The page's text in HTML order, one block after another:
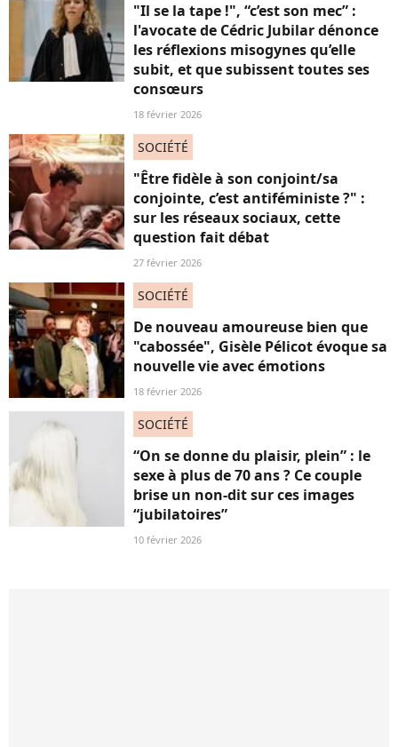
"Il se la tape !", “c’est son mec” :
l'avocate de Cédric Jubilar dénonce
les réflexions misogynes qu’elle
subit, et que subissent toutes ses
consœurs
18 février 2026
SOCIÉTÉ
"Être fidèle à son conjoint/sa
conjointe, c’est antiféministe ?" :
sur les réseaux sociaux, cette
question fait débat
27 février 2026
SOCIÉTÉ
De nouveau amoureuse bien que
"cabossée", Gisèle Pélicot évoque sa
nouvelle vie avec émotions
18 février 2026
SOCIÉTÉ
“On se donne du plaisir, plein” : le
sexe à plus de 70 ans ? Ce couple
brise un non-dit sur ces images
“jubilatoires”
10 février 2026